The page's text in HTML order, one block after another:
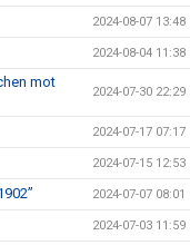
2024-08-07 13:48
2024-08-04 11:38
mot
2024-07-30 22:29
2024-07-17 07:17
2024-07-15 12:53
2024-07-07 08:01
2024-07-03 11:59